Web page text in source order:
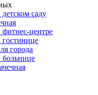
саду
фитнес-центре
гостинице
города
больнице